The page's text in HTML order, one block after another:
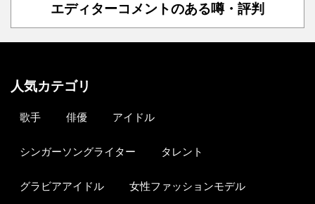
エディターコメントのある噂・評判
人気カテゴリ
歌手 俳優 アイドル
シンガーソングライター タレント
グラビアアイドル 女性ファッションモデル